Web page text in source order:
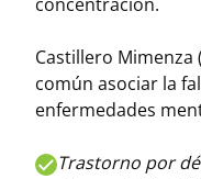
Castillero Mimenza
común asociar la
enfermedades
Trastorno por